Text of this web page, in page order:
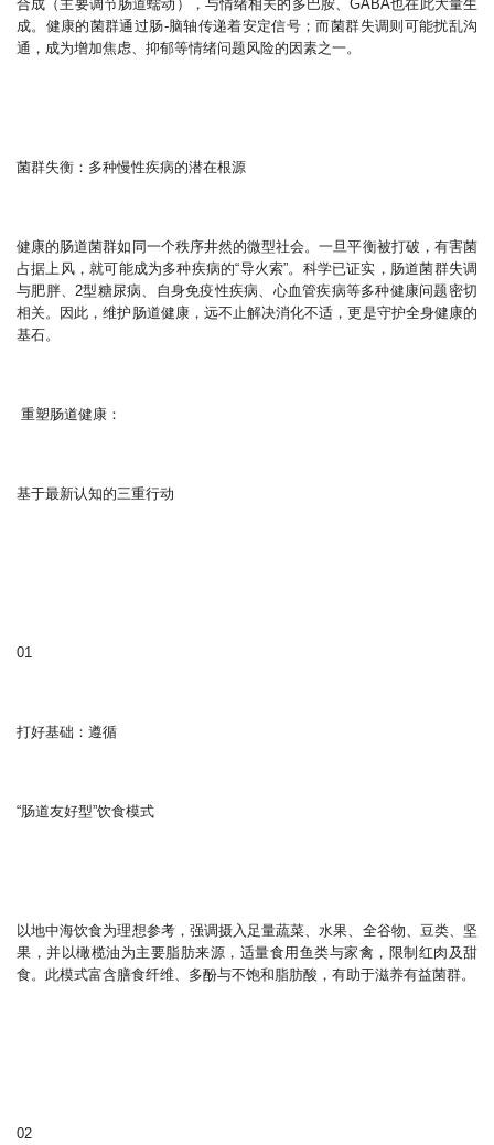
合成（主要调节肠道蠕动），与情绪相关的多巴胺、GABA也在此大量生
成。健康的菌群通过肠-脑轴传递着安定信号；而菌群失调则可能扰乱沟
通，成为增加焦虑、抑郁等情绪问题风险的因素之一。
菌群失衡：多种慢性疾病的潜在根源
健康的肠道菌群如同一个秩序井然的微型社会。一旦平衡被打破，有害菌
占据上风，就可能成为多种疾病的“导火索”。科学已证实，肠道菌群失调
与肥胖、2型糖尿病、自身免疫性疾病、心血管疾病等多种健康问题密切
相关。因此，维护肠道健康，远不止解决消化不适，更是守护全身健康的
基石。
重塑肠道健康：
基于最新认知的三重行动
01
打好基础：遵循
“肠道友好型”饮食模式
以地中海饮食为理想参考，强调摄入足量蔬菜、水果、全谷物、豆类、坚
果，并以橄榄油为主要脂肪来源，适量食用鱼类与家禽，限制红肉及甜
食。此模式富含膳食纤维、多酚与不饱和脂肪酸，有助于滋养有益菌群。
02